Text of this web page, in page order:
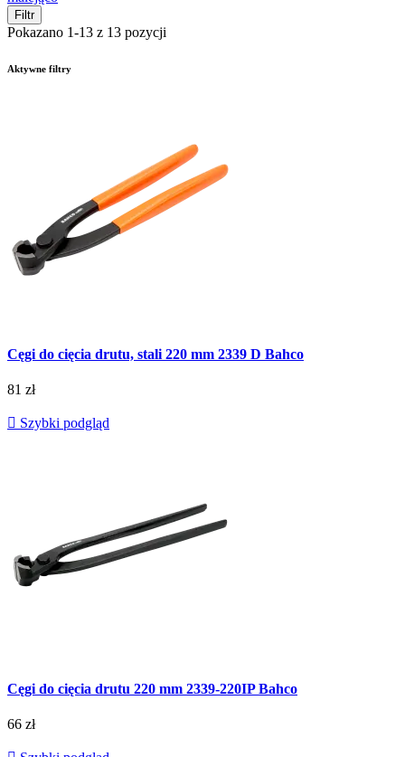
Filtr
Pokazano 1-13 z 13 pozycji
Aktywne filtry
Cęgi do cięcia drutu, stali 220 mm 2339 D Bahco
81 zł
 Szybki podgląd
Cęgi do cięcia drutu 220 mm 2339-220IP Bahco
66 zł